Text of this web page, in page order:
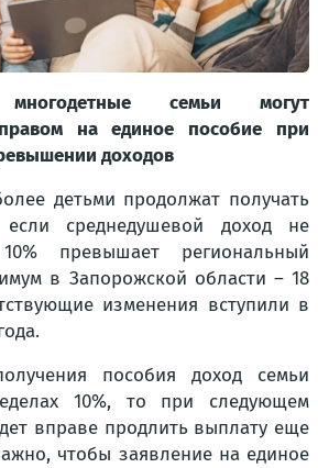
семьи могут
правом на единое пособие при
доходов
детьми продолжат получать
среднедушевой доход не
превышает региональный
в Запорожской области – 18
изменения вступили в
пособия доход семьи
10%, то при следующем
вправе продлить выплату еще
чтобы заявление на единое